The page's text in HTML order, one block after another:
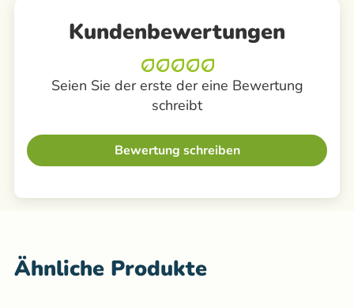
Kundenbewertungen
Seien Sie der erste der eine Bewertung
schreibt
Bewertung schreiben
Ähnliche Produkte